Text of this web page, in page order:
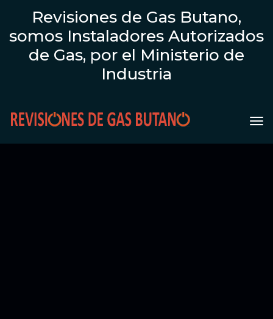
Revisiones de Gas Butano,
somos Instaladores Autorizados
de Gas, por el Ministerio de
Industria